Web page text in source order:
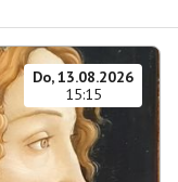
Do, 13.08.2026
15:15